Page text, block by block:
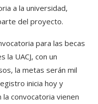
a la universidad,
del proyecto.
para las becas
la UACJ, con un
la metas serán mil
inicia hoy y
convocatoria vienen